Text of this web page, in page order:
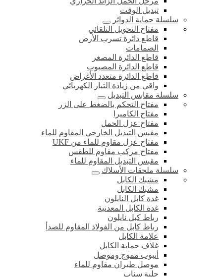
تبديل الوقت
سلسلة حماية الدوائر
مفتاح التحويل التلقائي
قاطع دائرة تسرب الأرض
الصمامات
قاطع الدائرة المصغر
قاطع الدائرة المصبوب
قاطع الدائرة متعدد الأغراض
واقي من زيادة التيار الكهربائي
سلسلة مقابس التبديل
مفتاح التحكم بالضغط على الزر
مفتاح الكاميرا
مفتاح عزل الحمل
مقبس التبديل الخارجي المقاوم للماء
مفتاح عزل مقاوم للماء من UKF
مفتاح مركب مقاوم للطقس
مقبس التبديل المقاوم للماء
سلسلة ملحقات الأسلاك
مشبك الكابل
مشبك الكابل
غدة كابل النايلون
غدة الكابل المعدنية
رباط كبل نايلون
رباط كابل من الفولاذ المقاوم للصدأ
علامة الكابل
غلاف حماية الكابل
أنبوب مموج وموصل
موصل طيران مقاوم للماء
جلبة سناب